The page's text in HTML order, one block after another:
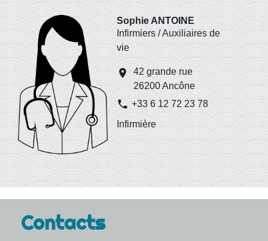
Sophie ANTOINE
Infirmiers / Auxiliaires de
vie
location_on
42 grande rue
26200 Ancône
phone +33 6 12 72 23 78
Infirmière
Contacts